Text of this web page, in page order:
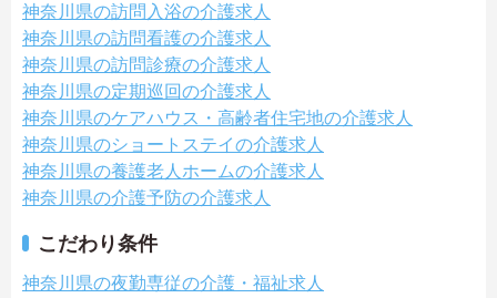
神奈川県の訪問入浴の介護求人
神奈川県の訪問看護の介護求人
神奈川県の訪問診療の介護求人
神奈川県の定期巡回の介護求人
神奈川県のケアハウス・高齢者住宅地の介護求人
神奈川県のショートステイの介護求人
神奈川県の養護老人ホームの介護求人
神奈川県の介護予防の介護求人
こだわり条件
神奈川県の夜勤専従の介護・福祉求人